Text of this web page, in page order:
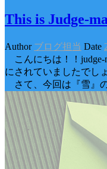
This is Judge-
Author ブログ担当 Date
こんにちは！！
にされていましたでし
さて、今回は『雪』